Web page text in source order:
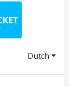
Dutch